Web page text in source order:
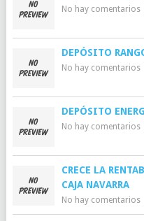
No hay comentarios|
DEPÓSITO
No hay comentarios|
DEPÓSITO
No hay comentarios|
CRECE LA
CAJA NAVARRA
No hay comentarios|